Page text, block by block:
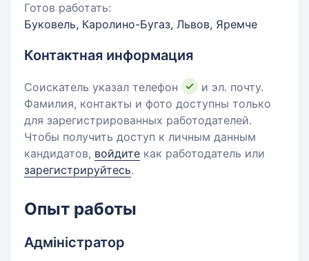
Готов работать:
Буковель, Каролино-Бугаз, Львов, Яремче
Контактная информация
Соискатель указал телефон
и эл. почту.
Фамилия, контакты и фото доступны только
для зарегистрированных работодателей.
Чтобы получить доступ к личным данным
кандидатов, войдите как работодатель или
зарегистрируйтесь.
Опыт работы
Адміністратор